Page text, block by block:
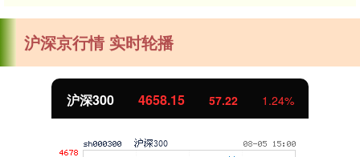
沪深京行情 实时轮播
沪深300 4658.15 57.22 1.24%